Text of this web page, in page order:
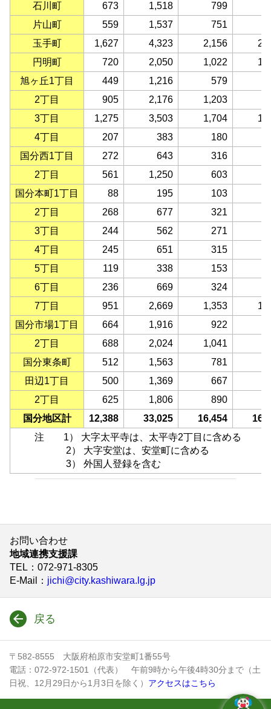
石川町
673 1,518 799
片山町
559 1,537 751
玉手町
1,627 4,323 2,156
円明町
720 2,050 1,022
旭ヶ丘1丁目
449 1,216 579
2丁目
905 2,176 1,203
3丁目
1,275 3,503 1,704
4丁目
207 383 180
国分西1丁目
272 643 316
2丁目
561 1,250 603
国分本町1丁目
88 195
103
2丁目
268 677 321
3丁目
244 562 271
4丁目
245 651 315
5丁目
119 338 153
6丁目
236 669 324
7丁目
951 2,669 1,353
国分市場1丁目
664 1,916 922
2丁目
688 2,024 1,041
国分東条町
512 1,563 781
田辺1丁目
500 1,369 667
2丁目
625 1,806 890
国分地区計
12,388 33,025 16,454
注 1） 大字太平寺は、太平寺2丁目に含める
2） 大字安堂は、安堂町に含める
3） 外国人登録を含む
お問い合わせ
地域連携支援課
TEL ：072-971-8305
E-Mail
： jichi@city.kashiwara.lg.jp
戻る
〒582-8555 大阪府柏原市安堂町1番55号
電話：072-972-1501（代表） 午前9時から午後4時30分まで（土
日祝、12月29日から1月3日を除く） アクセスはこちら